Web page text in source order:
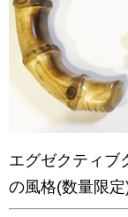
エグゼクティブ
の風格(数量限